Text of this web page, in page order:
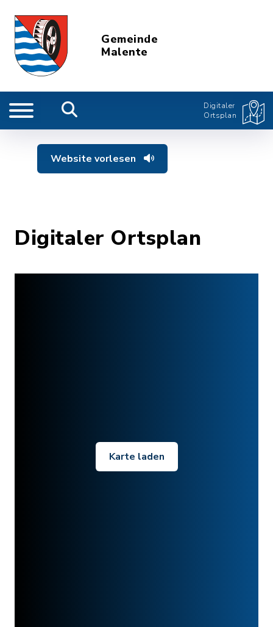
Gemeinde
Malente
Digitaler
Ortsplan
Website vorlesen
Digitaler Ortsplan
Karte laden